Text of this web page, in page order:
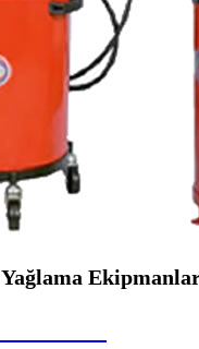
Yağlama